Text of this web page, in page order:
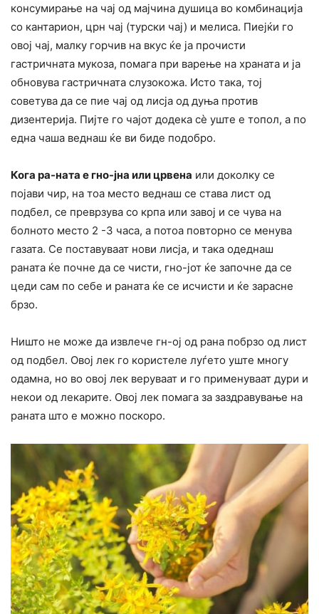
консумирање на чај од мајчина душица во комбинација
со кантарион, црн чај (турски чај) и мелиса. Пиејќи го
овој чај, малку горчив на вкус ќе ја прочисти
гастричната мукоза, помага при варење на храната и ја
обновува гастричната слузокожа. Исто така, тој
советува да се пие чај од лисја од дуња против
дизентерија. Пијте го чајот додека сè уште е топол, а по
една чаша веднаш ќе ви биде подобро.
Кога ра-ната е гно-јна или црвена или доколку се
појави чир, на тоа место веднаш се става лист од
подбел, се преврзува со крпа или завој и се чува на
болното место 2 -3 часа, а потоа повторно се менува
газата. Се поставуваат нови лисја, и така одеднаш
раната ќе почне да се чисти, гно-јот ќе започне да се
цеди сам по себе и раната ќе се исчисти и ќе зарасне
брзо.
Ништо не може да извлече гн-ој од рана побрзо од лист
од подбел. Овој лек го користеле луѓето уште многу
одамна, но во овој лек веруваат и го применуваат дури и
некои од лекарите. Овој лек помага за заздравување на
раната што е можно поскоро.